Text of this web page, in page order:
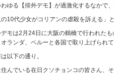
ゆる【排外デモ】が過激化するなかで
の10代少女がコリアンの虐殺を訴える」
デモは2月24日に大阪の鶴橋で行われた
ランダ、ペルーと各国で取り上げられて
以下の通り。
住んでいる在日クソチョンコの皆さん